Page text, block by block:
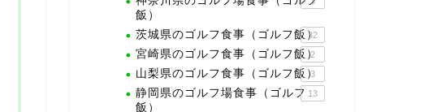
飯）
茨城県のゴルフ食事（ゴルフ飯）
32
宮崎県のゴルフ食事（ゴルフ飯）
2
山梨県のゴルフ食事（ゴルフ飯）
3
静岡県のゴルフ場食事（ゴルフ
飯）
13